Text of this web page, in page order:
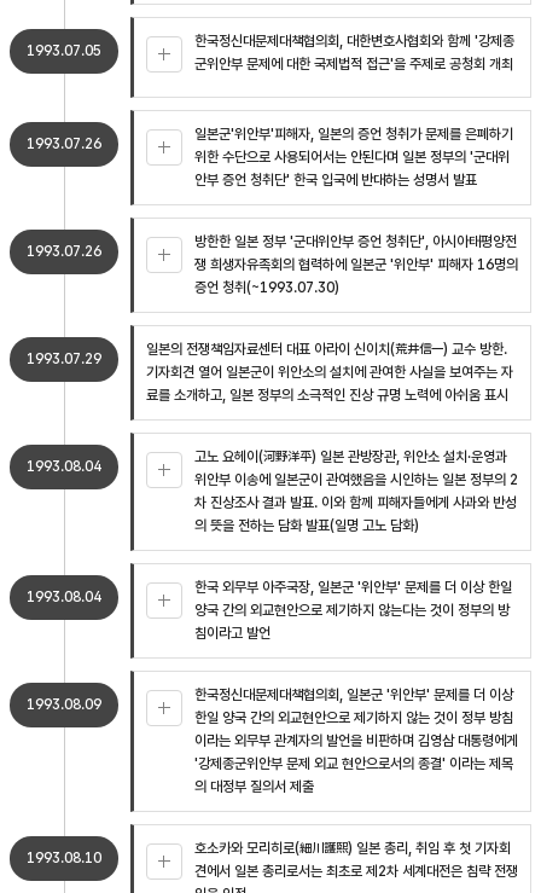
1993.07.05
한국정신대문제대책협의회, 대한변호사협회와 함께 '강제종
군위안부 문제에 대한 국제법적 접근'을 주제로 공청회 개최
1993.07.26
일본군'위안부'피해자, 일본의 증언 청취가 문제를 은폐하기
위한 수단으로 사용되어서는 안된다며 일본 정부의 '군대위
안부 증언 청취단' 한국 입국에 반대하는 성명서 발표
1993.07.26
방한한 일본 정부 '군대위안부 증언 청취단', 아시아태평양전
쟁 희생자유족회의 협력하에 일본군 '위안부' 피해자 16명의
증언 청취(~1993.07.30)
1993.07.29
일본의 전쟁책임자료센터 대표 아라이 신이치(荒井信一) 교수 방한.
기자회견 열어 일본군이 위안소의 설치에 관여한 사실을 보여주는 자
료를 소개하고, 일본 정부의 소극적인 진상 규명 노력에 아쉬움 표시
1993.08.04
고노 요헤이(河野洋平) 일본 관방장관, 위안소 설치·운영과
위안부 이송에 일본군이 관여했음을 시인하는 일본 정부의 2
차 진상조사 결과 발표. 이와 함께 피해자들에게 사과와 반성
의 뜻을 전하는 담화 발표(일명 고노 담화)
1993.08.04
한국 외무부 아주국장, 일본군 '위안부' 문제를 더 이상 한일
양국 간의 외교현안으로 제기하지 않는다는 것이 정부의 방
침이라고 발언
1993.08.09
한국정신대문제대책협의회, 일본군 '위안부' 문제를 더 이상
한일 양국 간의 외교현안으로 제기하지 않는 것이 정부 방침
이라는 외무부 관계자의 발언을 비판하며 김영삼 대통령에게
'강제종군위안부 문제 외교 현안으로서의 종결' 이라는 제목
의 대정부 질의서 제출
1993.08.10
호소카와 모리히로(細川護煕) 일본 총리, 취임 후 첫 기자회
견에서 일본 총리로서는 최초로 제2차 세계대전은 침략 전쟁